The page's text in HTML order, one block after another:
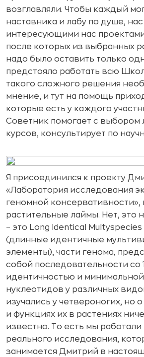
возглавляли. Чтобы каждый
наставника и лабу по душе,
интересующими нас
после которых из выбранных
надо было оставить только
предстояло работать всю
такого сложного решения
мнение, и тут на помощь
которые есть у каждого
Советник помогает с выбором
курсов, консультирует по
Я присоединился к проекту
«Лаборатория исследования
геномной консервативности»,
растительные лаймы. Нет, это
– это Long Identical
(длинные идентичные
элементы), части генома,
собой последовательности со
идентичностью и
нуклеотидов у различных
изучались у четвероногих, но
и функциях их в растениях
известно. То есть мы работали
реального исследования,
занимается Дмитрий в